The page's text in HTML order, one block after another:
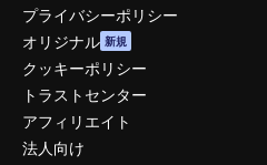
プライバシーポリシー
オリジナル 新規
クッキーポリシー
トラストセンター
アフィリエイト
法人向け